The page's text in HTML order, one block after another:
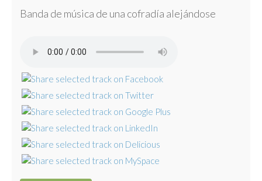
Banda de música de una cofradía alejándose